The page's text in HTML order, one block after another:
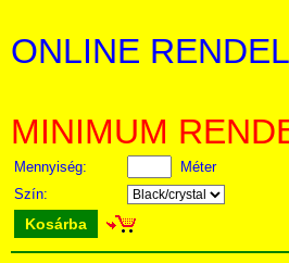
ONLINE
MINIMUM
Mennyiség:
Méter
Szín:
Kosárba